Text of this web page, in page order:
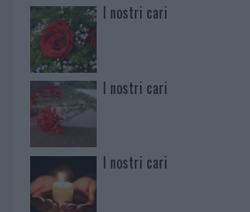
I nostri cari
I nostri cari
I nostri cari